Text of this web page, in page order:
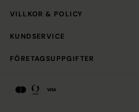
VILLKOR & POLICY
KUNDSERVICE
FÖRETAGSUPPGIFTER